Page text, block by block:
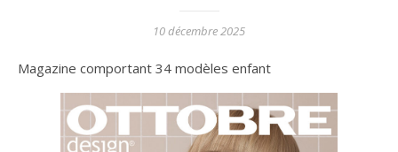
10 décembre 2025
Magazine comportant 34 modèles enfant